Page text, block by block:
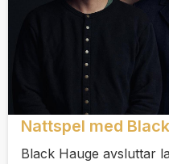
Nattspel med
Black Hauge avsluttar